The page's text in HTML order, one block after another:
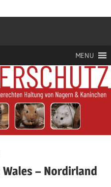
Nagerschutz
MENU
– Nordirland